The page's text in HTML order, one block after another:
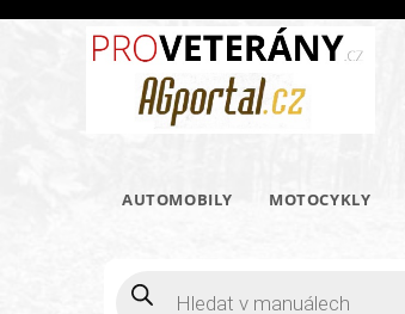
Přejít
AUTOMOBILY MOTOCYKLY
Products
search